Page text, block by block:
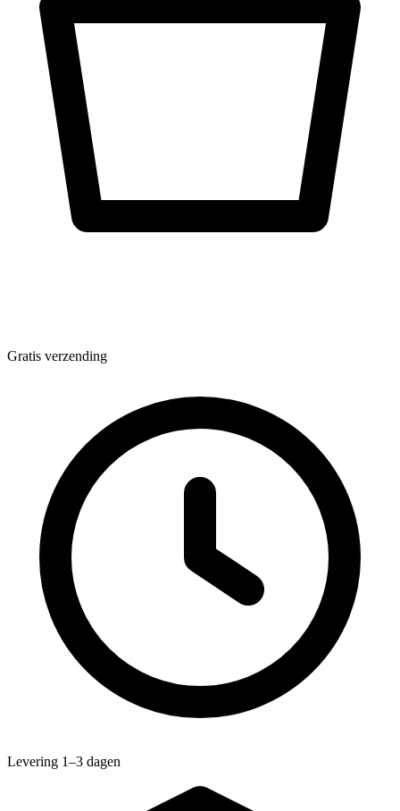
Gratis verzending
Levering 1–3 dagen